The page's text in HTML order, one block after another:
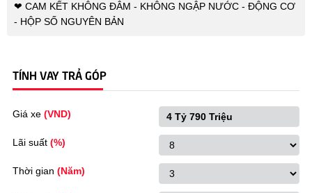
❤ CAM KẾT KHÔNG ĐÂM - KHÔNG NGẬP NƯỚC - ĐỘNG CƠ
- HỘP SỐ NGUYÊN BẢN
TÍNH VAY TRẢ GÓP
Giá xe(VND)
Lãi suất(%)
Thời gian(Năm)